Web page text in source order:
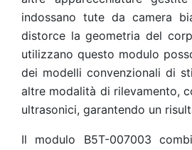
indossano tute da camera
distorce la geometria del
utilizzano questo modulo
dei modelli convenzionali di
altre modalità di rilevamento,
ultrasonici, garantendo un
Il modulo B5T-007003